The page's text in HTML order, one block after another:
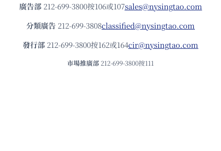
廣告部212-699-3800按106或107sales@nysingtao.com
分類廣告 212-699-3808classified@nysingtao.com
發⾏部 212-699-3800按162或164cir@nysingtao.com
市場推廣部 212-699-3800按111